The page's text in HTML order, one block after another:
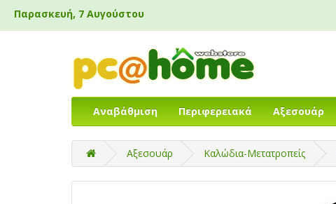
Παρασκευή, 7 Αυγούστου
Αναβάθμιση Περιφερειακά Αξεσουάρ
Αξεσουάρ Καλώδια-Μετατροπείς